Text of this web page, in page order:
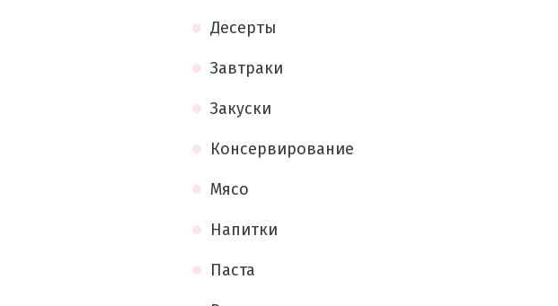
Десерты
Завтраки
Закуски
Консервирование
Мясо
Напитки
Паста